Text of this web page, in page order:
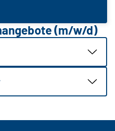
(m/w/d)